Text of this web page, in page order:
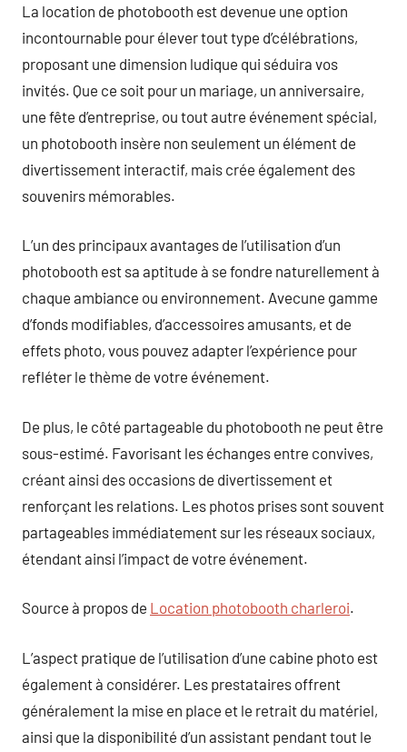
La location de photobooth est devenue une option
incontournable pour élever tout type d’célébrations,
proposant une dimension ludique qui séduira vos
invités. Que ce soit pour un mariage, un anniversaire,
une fête d’entreprise, ou tout autre événement spécial,
un photobooth insère non seulement un élément de
divertissement interactif, mais crée également des
souvenirs mémorables.
L’un des principaux avantages de l’utilisation d’un
photobooth est sa aptitude à se fondre naturellement à
chaque ambiance ou environnement. Avecune gamme
d’fonds modifiables, d’accessoires amusants, et de
effets photo, vous pouvez adapter l’expérience pour
refléter le thème de votre événement.
De plus, le côté partageable du photobooth ne peut être
sous-estimé. Favorisant les échanges entre convives,
créant ainsi des occasions de divertissement et
renforçant les relations. Les photos prises sont souvent
partageables immédiatement sur les réseaux sociaux,
étendant ainsi l’impact de votre événement.
Source à propos de Location photobooth charleroi.
L’aspect pratique de l’utilisation d’une cabine photo est
également à considérer. Les prestataires offrent
généralement la mise en place et le retrait du matériel,
ainsi que la disponibilité d’un assistant pendant tout le